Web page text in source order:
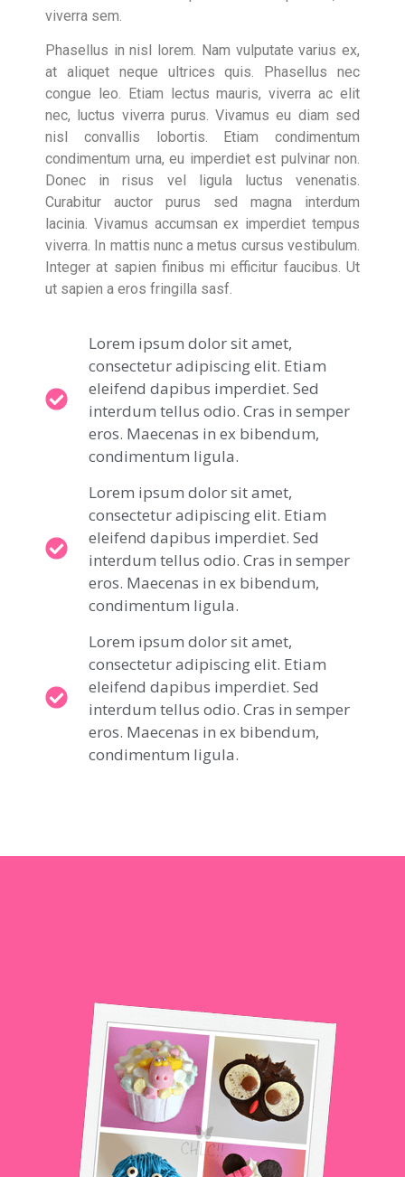
viverra sem.
Phasellus in nisl lorem. Nam vulputate varius ex,
at aliquet neque ultrices quis. Phasellus nec
congue leo. Etiam lectus mauris, viverra ac elit
nec, luctus viverra purus. Vivamus eu diam sed
nisl convallis lobortis. Etiam condimentum
condimentum urna, eu imperdiet est pulvinar non.
Donec in risus vel ligula luctus venenatis.
Curabitur auctor purus sed magna interdum
lacinia. Vivamus accumsan ex imperdiet tempus
viverra. In mattis nunc a metus cursus vestibulum.
Integer at sapien finibus mi efficitur faucibus. Ut
ut sapien a eros fringilla sasf.
Lorem ipsum dolor sit amet,
consectetur adipiscing elit. Etiam
eleifend dapibus imperdiet. Sed
interdum tellus odio. Cras in semper
eros. Maecenas in ex bibendum,
condimentum ligula.
Lorem ipsum dolor sit amet,
consectetur adipiscing elit. Etiam
eleifend dapibus imperdiet. Sed
interdum tellus odio. Cras in semper
eros. Maecenas in ex bibendum,
condimentum ligula.
Lorem ipsum dolor sit amet,
consectetur adipiscing elit. Etiam
eleifend dapibus imperdiet. Sed
interdum tellus odio. Cras in semper
eros. Maecenas in ex bibendum,
condimentum ligula.